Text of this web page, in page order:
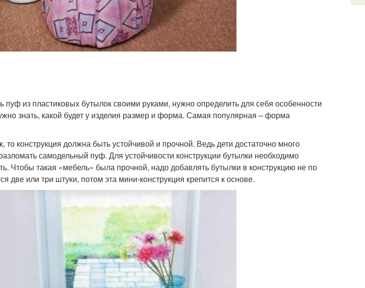
пуф из пластиковых бутылок своими руками, нужно определить для себя особенности
знать, какой будет у изделия размер и форма. Самая популярная – форма
то конструкция должна быть устойчивой и прочной. Ведь дети достаточно много
самодельный пуф. Для устойчивости конструкции бутылки необходимо
Чтобы такая «мебель» была прочной, надо добавлять бутылки в конструкцию не по
две или три штуки, потом эта мини-конструкция крепится к основе.